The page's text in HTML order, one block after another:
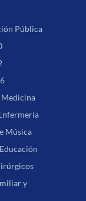
Pública
Medicina
Música
y